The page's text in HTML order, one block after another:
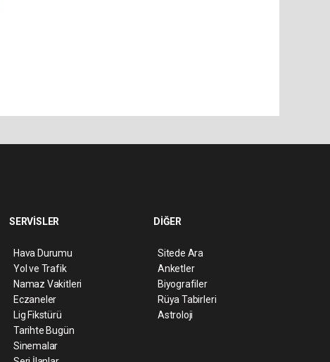
SERVİSLER
Hava Durumu
Yol ve Trafik
Namaz Vakitleri
Eczaneler
Lig Fikstürü
Tarihte Bugün
Sinemalar
DİĞER
Sitede Ara
Anketler
Biyografiler
Rüya Tabirleri
Astroloji